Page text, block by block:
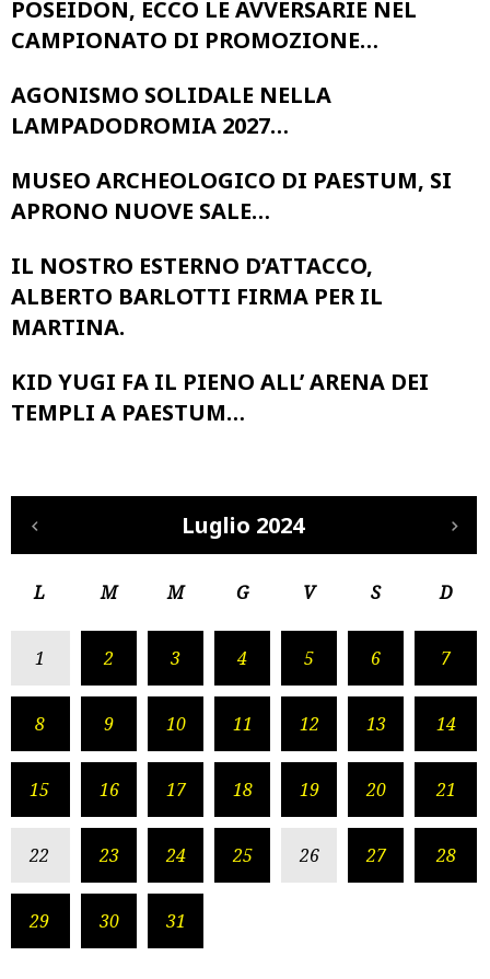
POSEIDON, ECCO LE AVVERSARIE NEL
CAMPIONATO DI PROMOZIONE…
AGONISMO SOLIDALE NELLA
LAMPADODROMIA 2027…
MUSEO ARCHEOLOGICO DI PAESTUM, SI
APRONO NUOVE SALE…
IL NOSTRO ESTERNO D’ATTACCO,
ALBERTO BARLOTTI FIRMA PER IL
MARTINA.
KID YUGI FA IL PIENO ALL’ ARENA DEI
TEMPLI A PAESTUM…
Luglio 2024
L M M G V S D
1 2 3 4 5 6 7
8 9 10 11 12 13 14
15 16 17 18 19 20 21
22 23 24 25 26 27 28
29 30 31